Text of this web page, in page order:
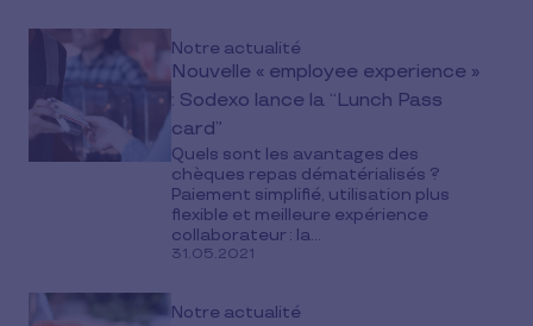
Notre actualité
Nouvelle « employee experience »
: Sodexo lance la “Lunch Pass
card”
Quels sont les avantages des
chèques repas dématérialisés ?
Paiement simplifié, utilisation plus
flexible et meilleure expérience
collaborateur : la...
31.05.2021
Notre actualité